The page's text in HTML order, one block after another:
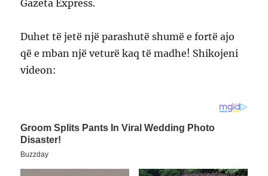
Gazeta Express.
Duhet të jetë një parashutë shumë e fortë ajo
që e mban një veturë kaq të madhe! Shikojeni
videon: